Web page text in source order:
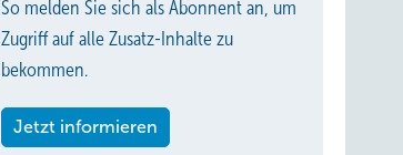
So melden Sie sich als Abonnent an, um
Zugriff auf alle Zusatz-Inhalte zu
bekommen.
Jetzt informieren